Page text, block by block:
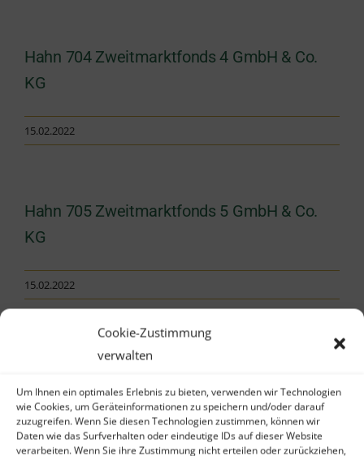
Cookie-Zustimmung
verwalten
Um Ihnen ein optimales Erlebnis zu bieten, verwenden wir Technologien
wie Cookies, um Geräteinformationen zu speichern und/oder darauf
zuzugreifen. Wenn Sie diesen Technologien zustimmen, können wir
Daten wie das Surfverhalten oder eindeutige IDs auf dieser Website
verarbeiten. Wenn Sie ihre Zustimmung nicht erteilen oder zurückziehen,
Hahn 704 Zweitmarktfonds 4 GmbH & Co.
KG
15.02.2022
Hahn 705 Zweitmarktfonds 5 GmbH & Co.
KG
15.02.2022
Hahn 706 Zweitmarktfonds 6 GmbH & Co.
KG
15.02.2022